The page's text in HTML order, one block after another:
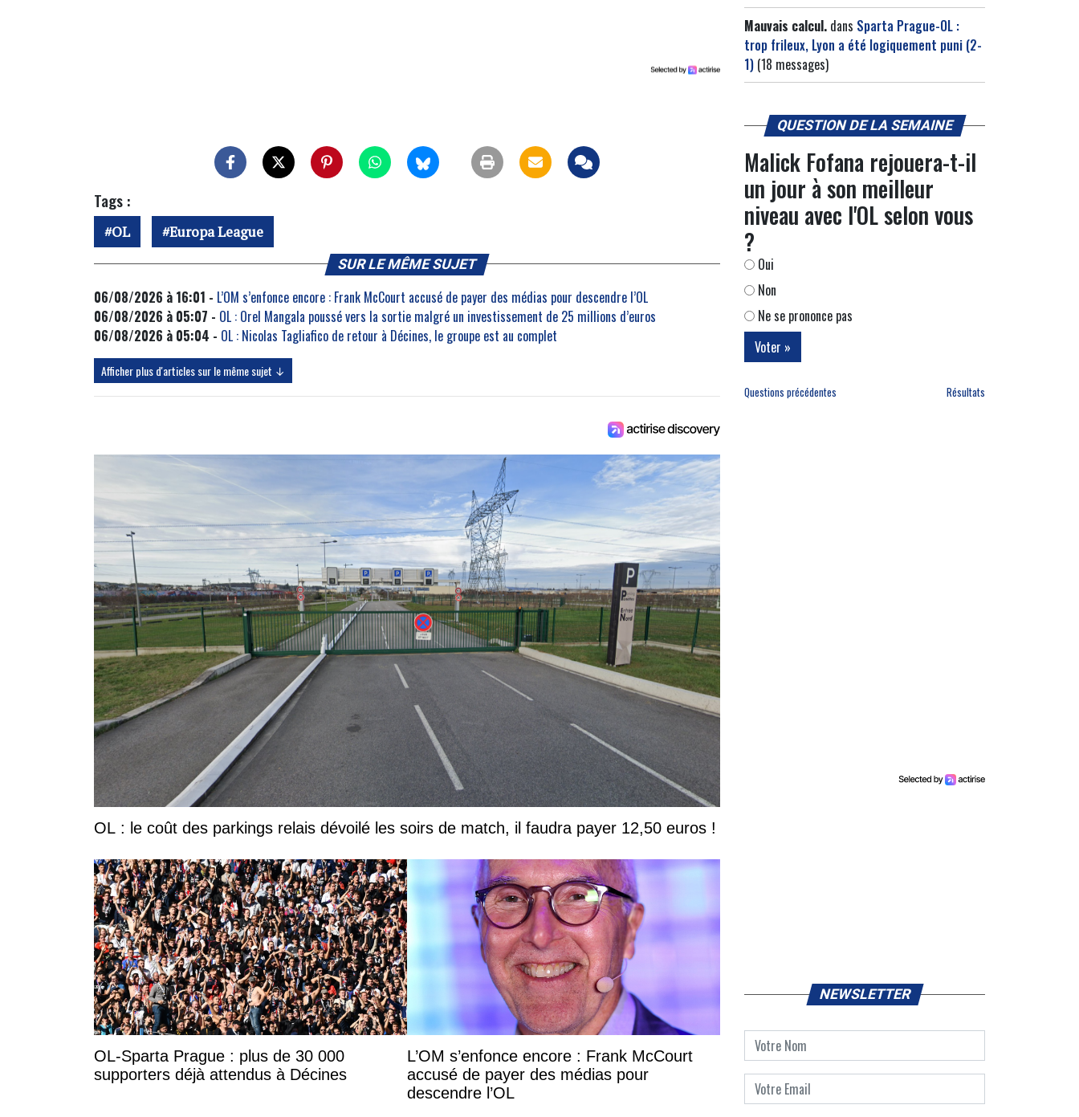
Tags :
OL Europa League
SUR LE MÊME SUJET
06/08/2026 à 16:01 - L’OM s’enfonce encore : Frank McCourt accusé de payer des médias pour descendre l’OL
06/08/2026 à 05:07 - OL : Orel Mangala poussé vers la sortie malgré un investissement de 25 millions d’euros
06/08/2026 à 05:04 - OL : Nicolas Tagliafico de retour à Décines, le groupe est au complet
Afficher plus d'articles sur le même sujet ↓
OL : le coût des parkings relais dévoilé les soirs de match, il faudra payer 12,50 euros !
OL-Sparta Prague : plus de 30 000
supporters déjà attendus à Décines
L’OM s’enfonce encore : Frank McCourt
accusé de payer des médias pour
descendre l’OL
Mauvais calcul. dans Sparta Prague-OL :
trop frileux, Lyon a été logiquement puni (2-
1) (18 messages)
QUESTION DE LA SEMAINE
Malick Fofana rejouera-t-il
un jour à son meilleur
niveau avec l'OL selon vous
?
Oui
Non
Ne se prononce pas
Questions précédentes Résultats
NEWSLETTER